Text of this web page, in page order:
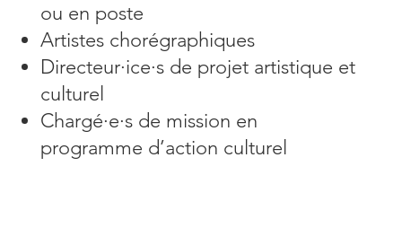
ou en poste
Artistes chorégraphiques
Directeur·ice·s de projet artistique et
culturel
Chargé·e·s de mission en
programme d’action culturel